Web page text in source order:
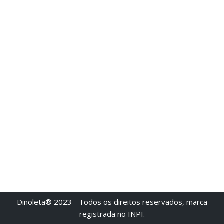
Dinoleta® 2023 - Todos os direitos reservados, marca
registrada no INPI.